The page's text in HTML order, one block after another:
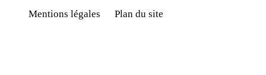
Mentions légales
Plan du site